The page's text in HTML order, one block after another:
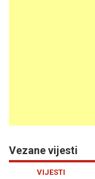
Vezane vijesti
VIJESTI